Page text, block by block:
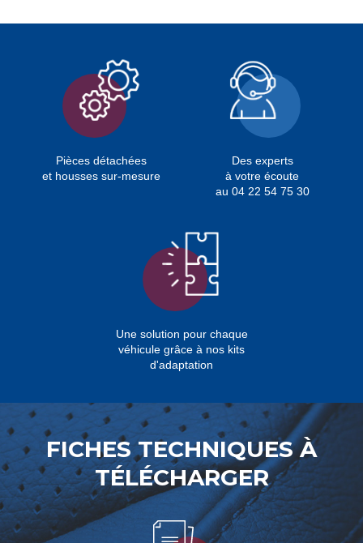
Pièces détachées
et housses sur-mesure
Des experts
à votre écoute
au 04 22 54 75 30
Une solution pour chaque
véhicule grâce à nos kits
d'adaptation
FICHES TECHNIQUES À
TÉLÉCHARGER